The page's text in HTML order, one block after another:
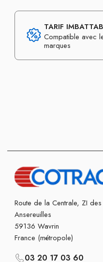
TARIF
Compatible avec
marques
Route de la Centrale, ZI des
Ansereuilles
59136 Wavrin
France (métropole)
03 20 17 03 60